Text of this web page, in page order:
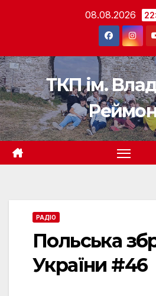
08.08.2026
ТКП ім.
РАДІО
Польська
України #46